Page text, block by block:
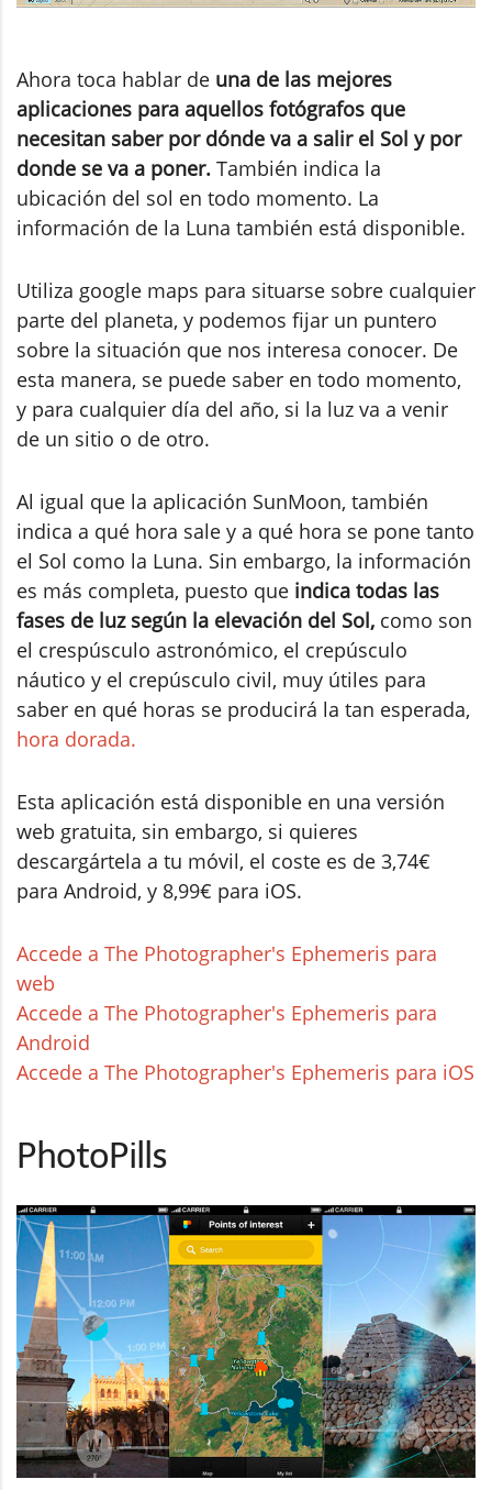
Ahora toca hablar de una de las mejores
aplicaciones para aquellos fotógrafos que
necesitan saber por dónde va a salir el Sol y por
donde se va a poner. También indica la
ubicación del sol en todo momento. La
información de la Luna también está disponible.
Utiliza google maps para situarse sobre cualquier
parte del planeta, y podemos fijar un puntero
sobre la situación que nos interesa conocer. De
esta manera, se puede saber en todo momento,
y para cualquier día del año, si la luz va a venir
de un sitio o de otro.
Al igual que la aplicación SunMoon, también
indica a qué hora sale y a qué hora se pone tanto
el Sol como la Luna. Sin embargo, la información
es más completa, puesto que indica todas las
fases de luz según la elevación del Sol, como son
el crespúsculo astronómico, el crepúsculo
náutico y el crepúsculo civil, muy útiles para
saber en qué horas se producirá la tan esperada,
hora dorada.
Esta aplicación está disponible en una versión
web gratuita, sin embargo, si quieres
descargártela a tu móvil, el coste es de 3,74€
para Android, y 8,99€ para iOS.
Accede a The Photographer's Ephemeris para
web
Accede a The Photographer's Ephemeris para
Android
Accede a The Photographer's Ephemeris para iOS
PhotoPills